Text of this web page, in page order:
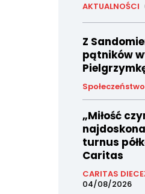
AKTUALNOŚCI
Z
pątników
Społeczeństwo
„Miłość
turnus
Caritas
CARITAS
04/08/2026